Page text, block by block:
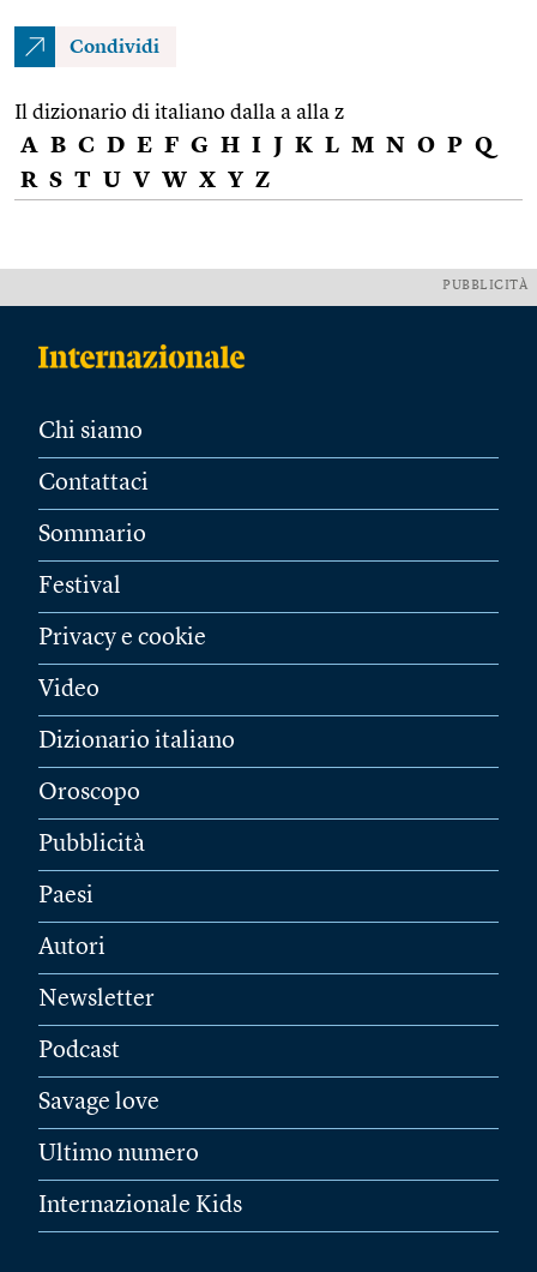
Condividi
Il dizionario di italiano dalla a alla z
A B C D E F G H I J K L M N O P Q
R S T U V W X Y Z
PUBBLICITÀ
Chi siamo
Contattaci
Sommario
Festival
Privacy e cookie
Video
Dizionario italiano
Oroscopo
Pubblicità
Paesi
Autori
Newsletter
Podcast
Savage love
Ultimo numero
Internazionale Kids